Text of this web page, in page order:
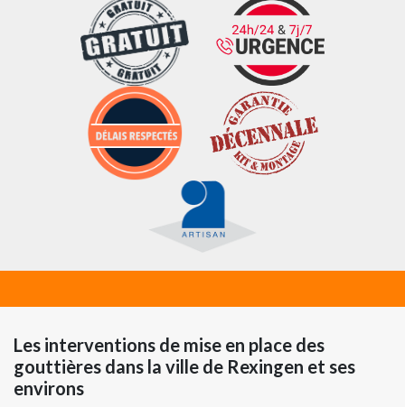
Les interventions de mise en place des
gouttières dans la ville de Rexingen et ses
environs